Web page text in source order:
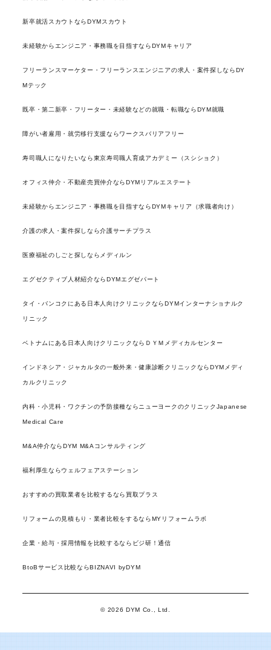
新卒就活スカウトならDYMスカウト
未経験からエンジニア・事務職を目指すならDYMキャリア
フリーランスマーケター・フリーランスエンジニアの求人・案件探しならDY
Mテック
既卒・第二新卒・フリーター・未経験などの就職・転職ならDYM就職
障がい者雇用・就労移行支援ならワークスバリアフリー
寿司職人になりたいなら東京寿司職人育成アカデミー（スシショク）
オフィス仲介・不動産売買仲介ならDYMリアルエステート
未経験からエンジニア・事務職を目指すならDYMキャリア（求職者向け）
介護の求人・案件探しなら介護サーチプラス
医療福祉のしごと探しならメディルン
エグゼクティブ人材紹介ならDYMエグゼパート
タイ・バンコクにある日本人向けクリニックならDYMインターナショナルク
リニック
ベトナムにある日本人向けクリニックならＤＹＭメディカルセンター
インドネシア・ジャカルタの一般外来・健康診断クリニックならDYMメディ
カルクリニック
内科・小児科・ワクチンの予防接種ならニューヨークのクリニックJapanese
Medical Care
M&A仲介ならDYM M&Aコンサルティング
福利厚生ならウェルフェアステーション
おすすめの買取業者を比較するなら買取プラス
リフォームの見積もり・業者比較をするならMYリフォームラボ
企業・給与・採用情報を比較するならビジ研！通信
BtoBサービス比較ならBIZNAVI byDYM
© 2026 DYM Co., Ltd.